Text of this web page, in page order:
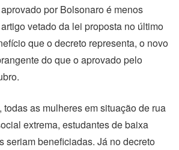
por Bolsonaro é menos
vetado da lei proposta no último
que o decreto representa, o novo
do que o aprovado pelo
as mulheres em situação de rua
extrema, estudantes de baixa
seriam beneficiadas. Já no decreto